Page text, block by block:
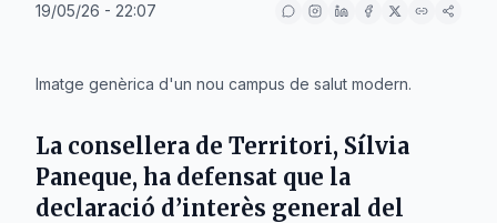
19/05/26 - 22:07
Imatge genèrica d'un nou campus de salut modern.
La consellera de Territori, Sílvia
Paneque, ha defensat que la
declaració d’interès general del